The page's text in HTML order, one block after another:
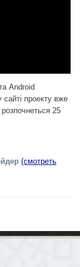
Android
сайті проекту вже
25
(смотреть